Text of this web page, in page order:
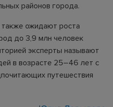
районов города.
также ожидают роста
до 3,9 млн человек
эксперты называют
в возрасте 25–46 лет с
путешествия